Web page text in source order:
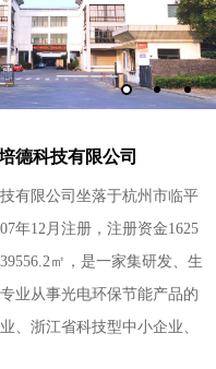
德科技有限公司
限公司坐落于杭州市临平
年12月注册，注册资金1625
㎡，是一家集研发、生
业从事光电环保节能产品的
、浙江省科技型中小企业、